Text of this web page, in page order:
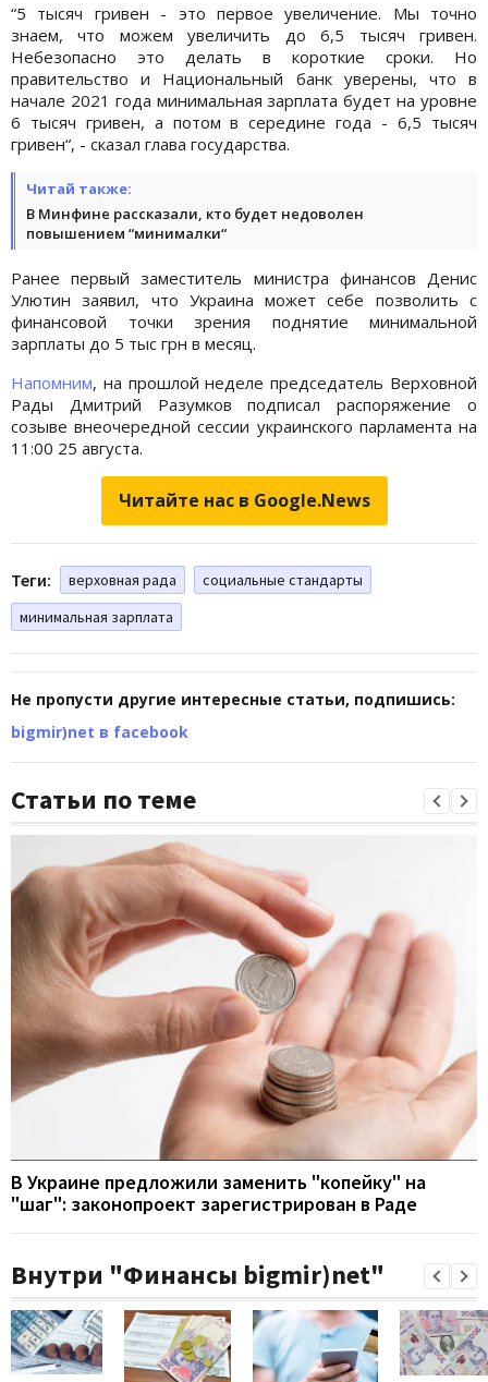
“5 тысяч гривен - это первое увеличение. Мы точно
знаем, что можем увеличить до 6,5 тысяч гривен.
Небезопасно это делать в короткие сроки. Но
правительство и Национальный банк уверены, что в
начале 2021 года минимальная зарплата будет на уровне
6 тысяч гривен, а потом в середине года - 6,5 тысяч
гривен“, - сказал глава государства.
Читай также:
В Минфине рассказали, кто будет недоволен
повышением “минималки“
Ранее первый заместитель министра финансов Денис
Улютин заявил, что Украина может себе позволить с
финансовой точки зрения поднятие минимальной
зарплаты до 5 тыс грн в месяц.
Напомним, на прошлой неделе председатель Верховной
Рады Дмитрий Разумков подписал распоряжение о
созыве внеочередной сессии украинского парламента на
11:00 25 августа.
Читайте нас в Google.News
Теги: верховная рада
социальные стандарты
минимальная зарплата
Не пропусти другие интересные статьи, подпишись:
bigmir)net в facebook
Статьи по теме
В Украине предложили заменить "копейку" на
"шаг": законопроект зарегистрирован в Раде
Внутри "Финансы bigmir)net"